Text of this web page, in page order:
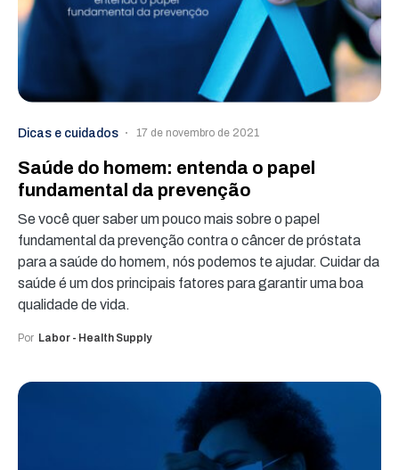
Dicas e cuidados 17 de novembro de 2021
Saúde do homem: entenda o papel
fundamental da prevenção
Se você quer saber um pouco mais sobre o papel
fundamental da prevenção contra o câncer de próstata
para a saúde do homem, nós podemos te ajudar. Cuidar da
saúde é um dos principais fatores para garantir uma boa
qualidade de vida.
Por Labor - Health Supply